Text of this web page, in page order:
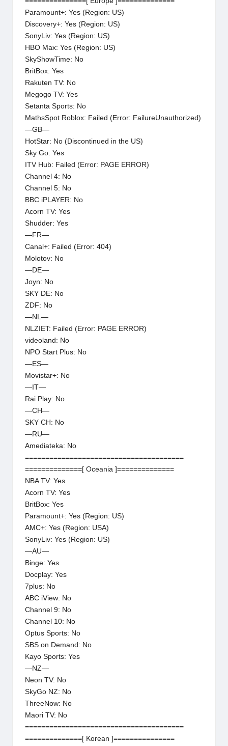
Paramount+: Yes (Region: US)
Discovery+: Yes (Region: US)
SonyLiv: Yes (Region: US)
HBO Max: Yes (Region: US)
SkyShowTime: No
BritBox: Yes
Rakuten TV: No
Megogo TV: Yes
Setanta Sports: No
MathsSpot Roblox: Failed (Error: FailureUnauthorized)
—GB—
HotStar: No (Discontinued in the US)
Sky Go: Yes
ITV Hub: Failed (Error: PAGE ERROR)
Channel 4: No
Channel 5: No
BBC iPLAYER: No
Acorn TV: Yes
Shudder: Yes
—FR—
Canal+: Failed (Error: 404)
Molotov: No
—DE—
Joyn: No
SKY DE: No
ZDF: No
—NL—
NLZIET: Failed (Error: PAGE ERROR)
videoland: No
NPO Start Plus: No
—ES—
Movistar+: No
—IT—
Rai Play: No
—CH—
SKY CH: No
—RU—
Amediateka: No
=======================================
==============[ Oceania ]==============
NBA TV: Yes
Acorn TV: Yes
BritBox: Yes
Paramount+: Yes (Region: US)
AMC+: Yes (Region: USA)
SonyLiv: Yes (Region: US)
—AU—
Binge: Yes
Docplay: Yes
7plus: No
ABC iView: No
Channel 9: No
Channel 10: No
Optus Sports: No
SBS on Demand: No
Kayo Sports: Yes
—NZ—
Neon TV: No
SkyGo NZ: No
ThreeNow: No
Maori TV: No
=======================================
==============[ Korean ]===============